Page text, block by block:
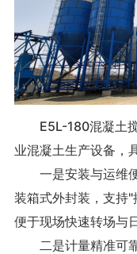
E5L-180混凝土
业混凝土生产设备，
一是安装与运维
装箱式外封装，支持"
便于现场快速转场与
二是计量精准可